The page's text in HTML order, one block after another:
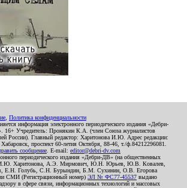
Политика конфиденциальности
информация электронного периодического издания «Дебри-
16+ Учредитель: Пронякин К.А. (член Союза журналистов
России). Главный редактор: Харитонова И.Ю. Адрес редакции:
проспект 60-летия Октября, 88-46, т./ф.84212296081.
сообщение . E-mail: editor@debri-dv.com
периодического издания «Дебри-ДВ» (на общественных
Харитонова, А.Э. Мирмович, Ю.Н. Юрьев, Ю.В. Ковалев,
Е.Н. Голубь, С.Н. Бурындин, Б.М. Сухинин, О.В. Егорова
СМИ (Регистрационный номер) ЭЛ № ФС77-45537 выдано
в сфере связи, информационных технологий и массовых